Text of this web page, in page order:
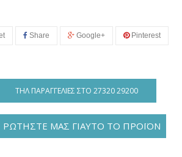
Share Google+ Pinterest
ΤΗΛ ΠΑΡΑΓΓΕΛΊΕΣ ΣΤΟ 27320 29200
ΡΩΤΗΣΤΕ ΜΑΣ ΓΙΑΥΤΟ ΤΟ ΠΡΟΪΟΝ